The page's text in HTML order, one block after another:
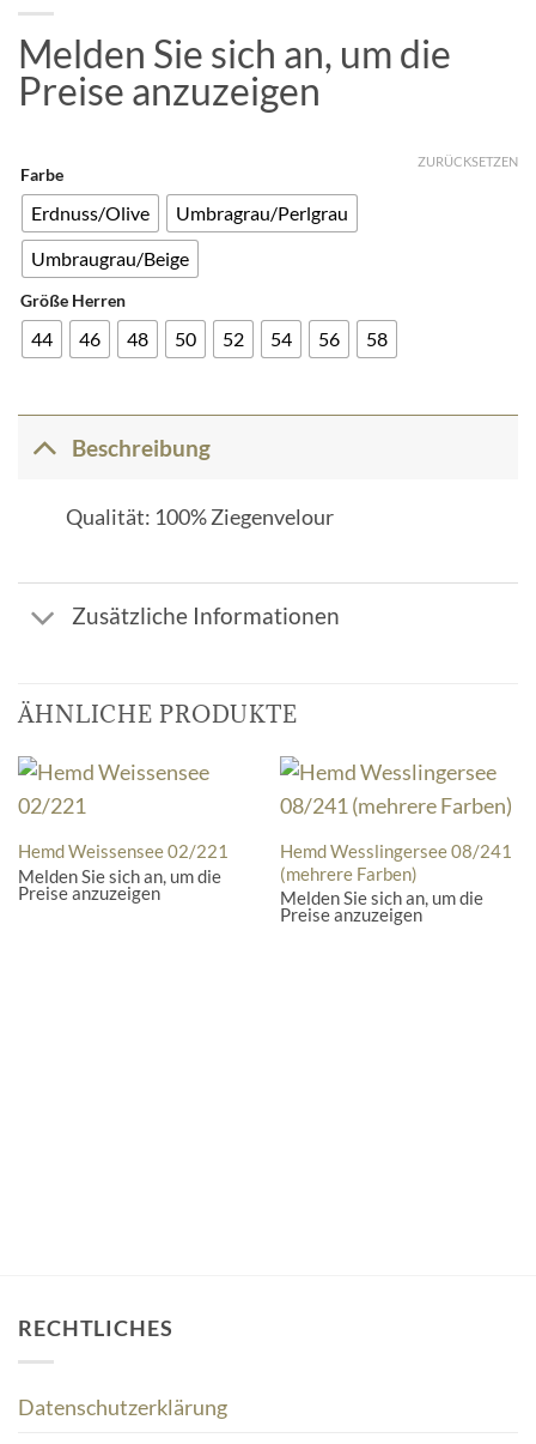
Melden Sie sich an, um die
Preise anzuzeigen
Farbe
Erdnuss/Olive
Umbragrau/Perlgrau
Umbraugrau/Beige
Größe Herren
44 46 48 50 52 54 56 58
ZURÜCKSETZEN
Beschreibung
Qualität: 100% Ziegenvelour
Zusätzliche Informationen
ÄHNLICHE PRODUKTE
Hemd Weissensee 02/221
Melden Sie sich an, um die
Preise anzuzeigen
Hemd Wesslingersee 08/241
(mehrere Farben)
Melden Sie sich an, um die
Preise anzuzeigen
RECHTLICHES
Datenschutzerklärung